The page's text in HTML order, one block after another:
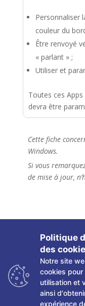
Personnaliser
couleur du
Être renvoyé
« parlant » ;
Utiliser et
Toutes ces
devra être
Cette fiche
Windows.
Si vous
de mise à jour,
Copyright ©2026
droits réservés
Politique de
Politique
des
Notre site
cookies pour
utilisation et
ainsi
expérience